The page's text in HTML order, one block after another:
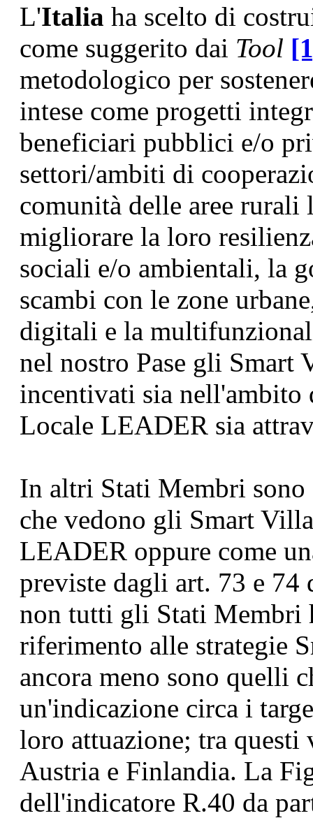
L'Italia ha scelto di
come suggerito dai Tool
metodologico per
intese come progetti
beneficiari pubblici e/o
settori/ambiti di
comunità delle aree
migliorare la loro
sociali e/o ambientali, la
scambi con le zone
digitali e la
nel nostro Pase gli Smart
incentivati sia
Locale LEADER sia
In altri Stati Membri sono
che vedono gli Smart
LEADER oppure come
previste dagli art. 73 e 74
non tutti gli Stati Membri
riferimento alle strategie
ancora meno sono quelli
un'indicazione circa i
loro attuazione; tra questi
Austria e Finlandia. La
dell'indicatore R.40 da